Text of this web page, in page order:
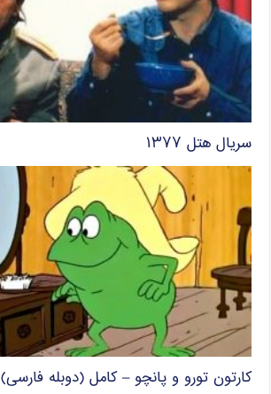
سریال هتل ۱۳۷۷
کارتون تورو و پانچو – کامل (دوبله فارسی)